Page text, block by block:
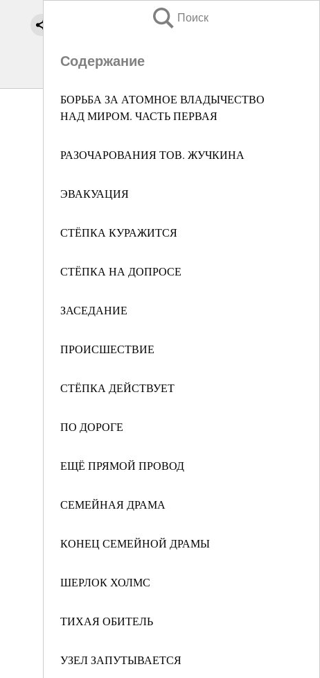
Поиск
Содержание
БОРЬБА ЗА АТОМНОЕ ВЛАДЫЧЕСТВО
НАД МИРОМ. ЧАСТЬ ПЕРВАЯ
РАЗОЧАРОВАНИЯ ТОВ. ЖУЧКИНА
ЭВАКУАЦИЯ
СТЁПКА КУРАЖИТСЯ
СТЁПКА НА ДОПРОСЕ
ЗАСЕДАНИЕ
ПРОИСШЕСТВИЕ
СТЁПКА ДЕЙСТВУЕТ
ПО ДОРОГЕ
ЕЩЁ ПРЯМОЙ ПРОВОД
СЕМЕЙНАЯ ДРАМА
КОНЕЦ СЕМЕЙНОЙ ДРАМЫ
ШЕРЛОК ХОЛМС
ТИХАЯ ОБИТЕЛЬ
УЗЕЛ ЗАПУТЫВАЕТСЯ